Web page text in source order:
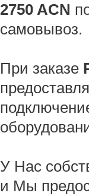
2750 AСN
самовывоз.
При заказе
У Нас
и Мы